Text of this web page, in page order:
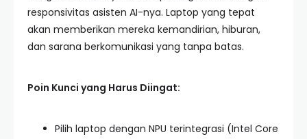
responsivitas asisten AI-nya. Laptop yang tepat
akan memberikan mereka kemandirian, hiburan,
dan sarana berkomunikasi yang tanpa batas.
Poin Kunci yang Harus Diingat:
Pilih laptop dengan NPU terintegrasi (Intel Core